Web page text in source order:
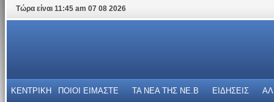
Τώρα είναι 11:45 am 07 08 2026
ΚΕΝΤΡΙΚΗ ΠΟΙΟΙ ΕΙΜΑΣΤΕ ΤΑ ΝΕΑ THΣ NE.B ΕΙΔΗΣΕΙΣ